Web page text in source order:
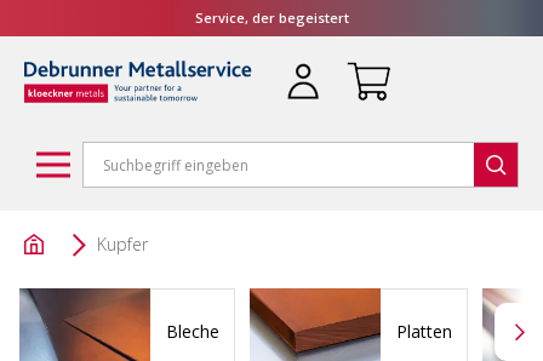
Service, der begeistert
Kupfer
Bleche Platten